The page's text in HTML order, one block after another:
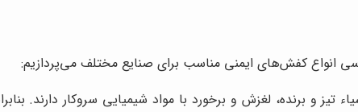
انواع کفش‌های ایمنی مناسب برای صنایع مختلف می‌پردازیم:
و برنده، لغزش و برخورد با مواد شیمیایی سروکار دارند.